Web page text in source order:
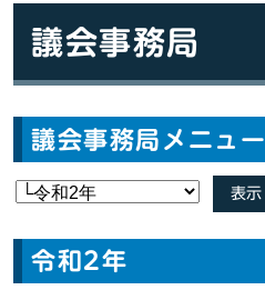
議会事務局
議会事務局メニュー
表示
令和2年